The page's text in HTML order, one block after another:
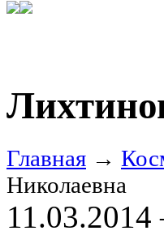
Главная →
Николаевна